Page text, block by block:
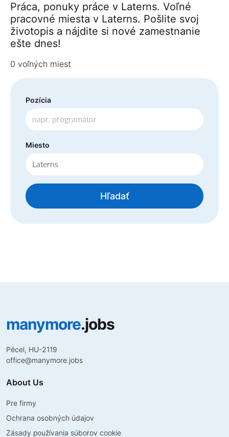
Práca, ponuky práce v Laterns. Voľné
pracovné miesta v Laterns. Pošlite svoj
životopis a nájdite si nové zamestnanie
ešte dnes!
0 voľných miest
Pozícia
Miesto
Hľadať
manymore.jobs
Pécel, HU-2119
office@manymore.jobs
About Us
Pre firmy
Ochrana osobných údajov
Zásady používania súborov cookie